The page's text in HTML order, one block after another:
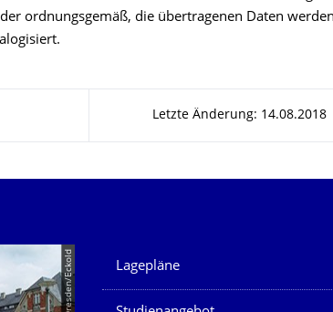
ordnungsgemäß, die übertragenen Daten
Letzte Änderung: 14.08.2018
Unsere Dienste
Lagepläne